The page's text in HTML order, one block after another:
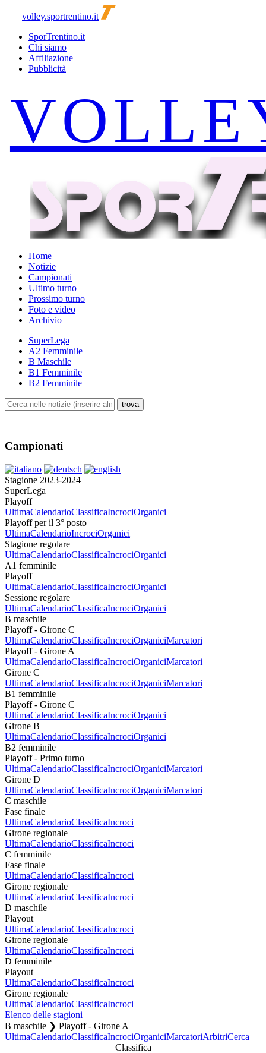
volley.sportrentino.it
SporTrentino.it
Chi siamo
Affiliazione
Pubblicità
Home
Notizie
Campionati
Ultimo turno
Prossimo turno
Foto e video
Archivio
SuperLega
A2 Femminile
B Maschile
B1 Femminile
B2 Femminile
Campionati
Stagione 2023-2024
SuperLega
Playoff
UltimaCalendarioClassificaIncrociOrganici
Playoff per il 3° posto
UltimaCalendarioIncrociOrganici
Stagione regolare
UltimaCalendarioClassificaIncrociOrganici
A1 femminile
Playoff
UltimaCalendarioClassificaIncrociOrganici
Sessione regolare
UltimaCalendarioClassificaIncrociOrganici
B maschile
Playoff - Girone C
UltimaCalendarioClassificaIncrociOrganiciMarcatori
Playoff - Girone A
UltimaCalendarioClassificaIncrociOrganiciMarcatori
Girone C
UltimaCalendarioClassificaIncrociOrganiciMarcatori
B1 femminile
Playoff - Girone C
UltimaCalendarioClassificaIncrociOrganici
Girone B
UltimaCalendarioClassificaIncrociOrganici
B2 femminile
Playoff - Primo turno
UltimaCalendarioClassificaIncrociOrganiciMarcatori
Girone D
UltimaCalendarioClassificaIncrociOrganiciMarcatori
C maschile
Fase finale
UltimaCalendarioClassificaIncroci
Girone regionale
UltimaCalendarioClassificaIncroci
C femminile
Fase finale
UltimaCalendarioClassificaIncroci
Girone regionale
UltimaCalendarioClassificaIncroci
D maschile
Playout
UltimaCalendarioClassificaIncroci
Girone regionale
UltimaCalendarioClassificaIncroci
D femminile
Playout
UltimaCalendarioClassificaIncroci
Girone regionale
UltimaCalendarioClassificaIncroci
Elenco delle stagioni
B maschile ❯ Playoff - Girone A
UltimaCalendarioClassificaIncrociOrganiciMarcatoriArbitriCerca
Classifica